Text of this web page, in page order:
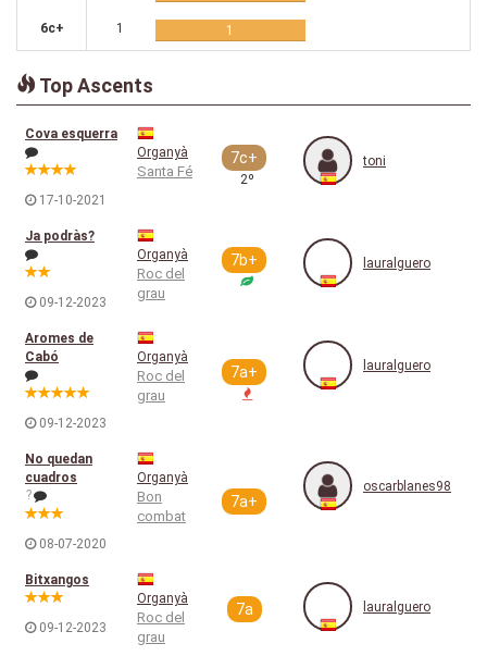
6c+ 1 1
Top Ascents
Cova esquerra
17-10-2021
Organyà
Santa Fé
7c+
2º
toni
Ja podràs?
09-12-2023
Organyà
Roc del
grau
7b+ lauralguero
Aromes de
Cabó
09-12-2023
Organyà
Roc del
grau
7a+ lauralguero
No quedan
cuadros
?
08-07-2020
Organyà
Bon
combat
7a+
oscarblanes98
Bitxangos
09-12-2023
Organyà
Roc del
grau
7a lauralguero